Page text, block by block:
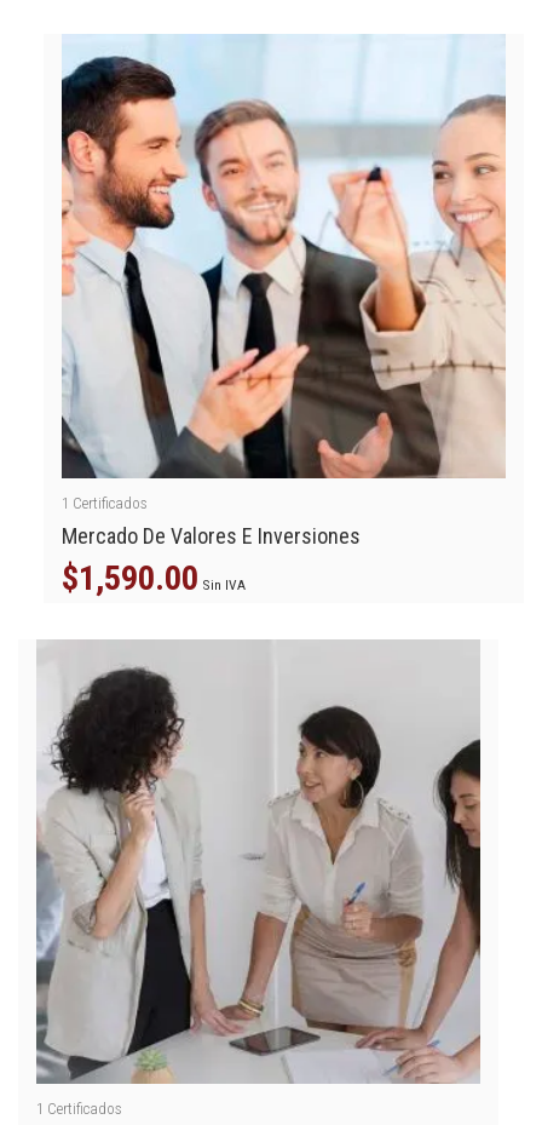
1 Certificados
Mercado De Valores E Inversiones
$1,590.00 Sin IVA
1 Certificados